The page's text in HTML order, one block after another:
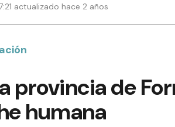
actualizado hace 2 años
provincia de
humana